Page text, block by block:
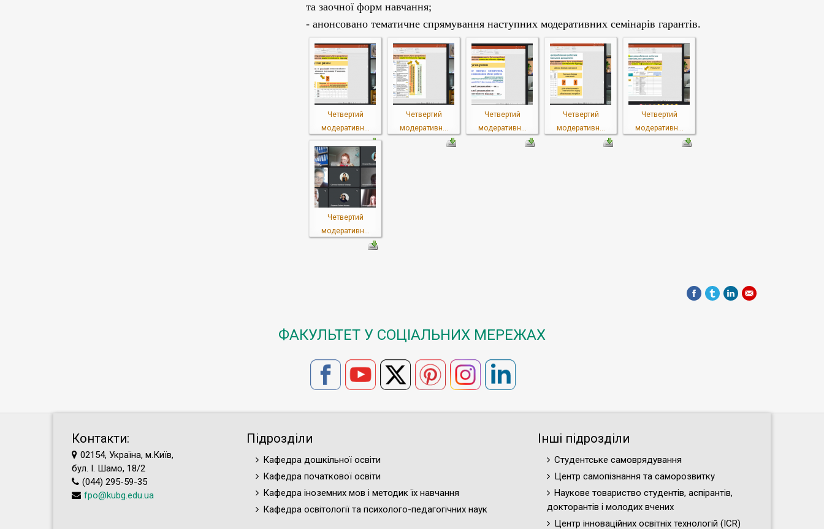
та заочної форм навчання;
- анонсовано тематичне спрямування наступних модеративних семінарів гарантів.
Четвертий
модеративн...
Четвертий
модеративн...
Четвертий
модеративн...
Четвертий
модеративн...
Четвертий
модеративн...
Четвертий
модеративн...
ФАКУЛЬТЕТ У СОЦІАЛЬНИХ МЕРЕЖАХ
Контакти:
02154, Україна, м.Київ,
бул. І. Шамо, 18/2
(044) 295-59-35
fpo@kubg.edu.ua
Підрозділи
Кафедра дошкільної освіти
Кафедра початкової освіти
Кафедра іноземних мов і методик їх навчання
Кафедра освітології та психолого-педагогічних наук
Інші підрозділи
Студентське самоврядування
Центр самопізнання та саморозвитку
Наукове товариство студентів, аспірантів,
докторантів і молодих вчених
Центр інноваційних освітніх технологій (ICR)